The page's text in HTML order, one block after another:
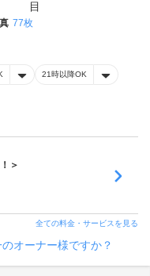
77枚
21時以降OK
＞
全ての料金・サービスを見る
オーナー様ですか？